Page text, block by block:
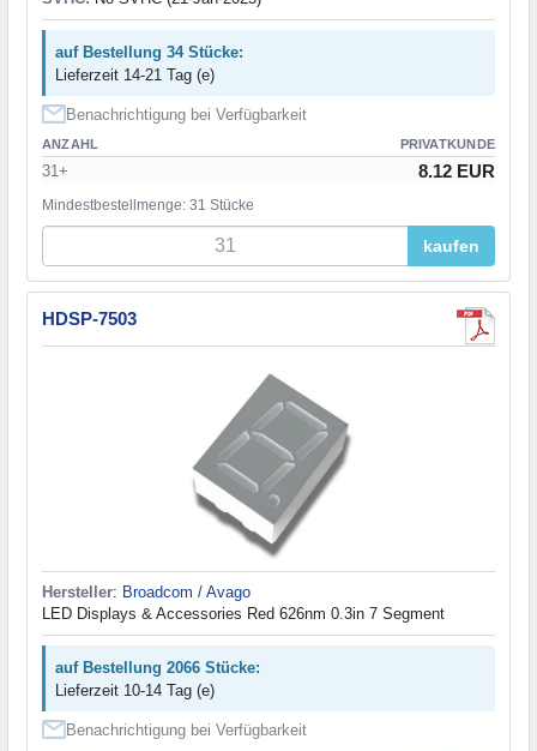
auf Bestellung 34 Stücke:
Lieferzeit 14-21 Tag (e)
Benachrichtigung bei Verfügbarkeit
ANZAHL PRIVATKUNDE
31+ 8.12 EUR
Mindestbestellmenge: 31 Stücke
kaufen
HDSP-7503
Hersteller: Broadcom / Avago
LED Displays & Accessories Red 626nm 0.3in 7 Segment
auf Bestellung 2066 Stücke:
Lieferzeit 10-14 Tag (e)
Benachrichtigung bei Verfügbarkeit